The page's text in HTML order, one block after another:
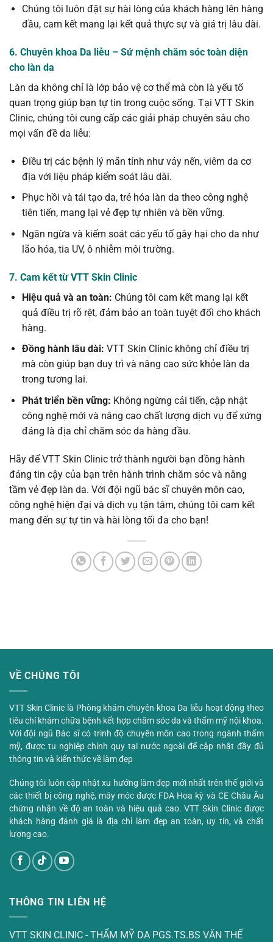
Chúng tôi luôn đặt sự hài lòng của khách hàng lên hàng
đầu, cam kết mang lại kết quả thực sự và giá trị lâu dài.
6. Chuyên khoa Da liễu – Sứ mệnh chăm sóc toàn diện
cho làn da
Làn da không chỉ là lớp bảo vệ cơ thể mà còn là yếu tố
quan trọng giúp bạn tự tin trong cuộc sống. Tại VTT Skin
Clinic, chúng tôi cung cấp các giải pháp chuyên sâu cho
mọi vấn đề da liễu:
Điều trị các bệnh lý mãn tính như vảy nến, viêm da cơ
địa với liệu pháp kiểm soát lâu dài.
Phục hồi và tái tạo da, trẻ hóa làn da theo công nghệ
tiên tiến, mang lại vẻ đẹp tự nhiên và bền vững.
Ngăn ngừa và kiểm soát các yếu tố gây hại cho da như
lão hóa, tia UV, ô nhiễm môi trường.
7. Cam kết từ VTT Skin Clinic
Hiệu quả và an toàn: Chúng tôi cam kết mang lại kết
quả điều trị rõ rệt, đảm bảo an toàn tuyệt đối cho khách
hàng.
Đồng hành lâu dài: VTT Skin Clinic không chỉ điều trị
mà còn giúp bạn duy trì và nâng cao sức khỏe làn da
trong tương lai.
Phát triển bền vững: Không ngừng cải tiến, cập nhật
công nghệ mới và nâng cao chất lượng dịch vụ để xứng
đáng là địa chỉ chăm sóc da hàng đầu.
Hãy để VTT Skin Clinic trở thành người bạn đồng hành
đáng tin cậy của bạn trên hành trình chăm sóc và nâng
tầm vẻ đẹp làn da. Với đội ngũ bác sĩ chuyên môn cao,
công nghệ hiện đại và dịch vụ tận tâm, chúng tôi cam kết
mang đến sự tự tin và hài lòng tối đa cho bạn!
VỀ CHÚNG TÔI
VTT Skin Clinic là Phòng khám chuyên khoa Da liễu hoạt động theo
tiêu chí khám chữa bệnh kết hợp chăm sóc da và thẩm mỹ nội khoa.
Với đội ngũ Bác sĩ có trình độ chuyên môn cao trong ngành thẩm
mỹ, được tu nghiệp chính quy tại nước ngoài để cập nhật đầy đủ
thông tin và kiến thức về làm đẹp
Chúng tôi luôn cập nhật xu hướng làm đẹp mới nhất trên thế giới và
các thiết bị công nghệ, máy móc được FDA Hoa kỳ và CE Châu Âu
chứng nhận về độ an toàn và hiệu quả cao. VTT Skin Clinic được
khách hàng đánh giá là địa chỉ làm đẹp an toàn, uy tín, và chất
lượng cao.
THÔNG TIN LIÊN HỆ
VTT SKIN CLINIC - THẨM MỸ DA PGS.TS.BS VĂN THẾ